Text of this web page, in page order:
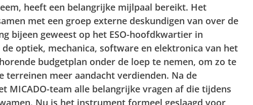
heeft een belangrijke mijlpaal bereikt. Het
met een groep externe deskundigen van over de
bijeen geweest op het ESO-hoofdkwartier in
optiek, mechanica, software en elektronica van het
budgetplan onder de loep te nemen, om zo te
terreinen meer aandacht verdienden. Na de
MICADO-team alle belangrijke vragen af die tijdens
Nu is het instrument formeel geslaagd voor